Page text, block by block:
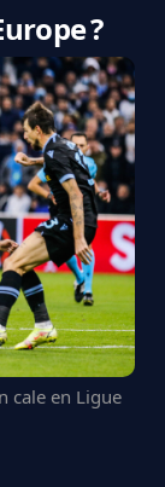
?
cale en Ligue